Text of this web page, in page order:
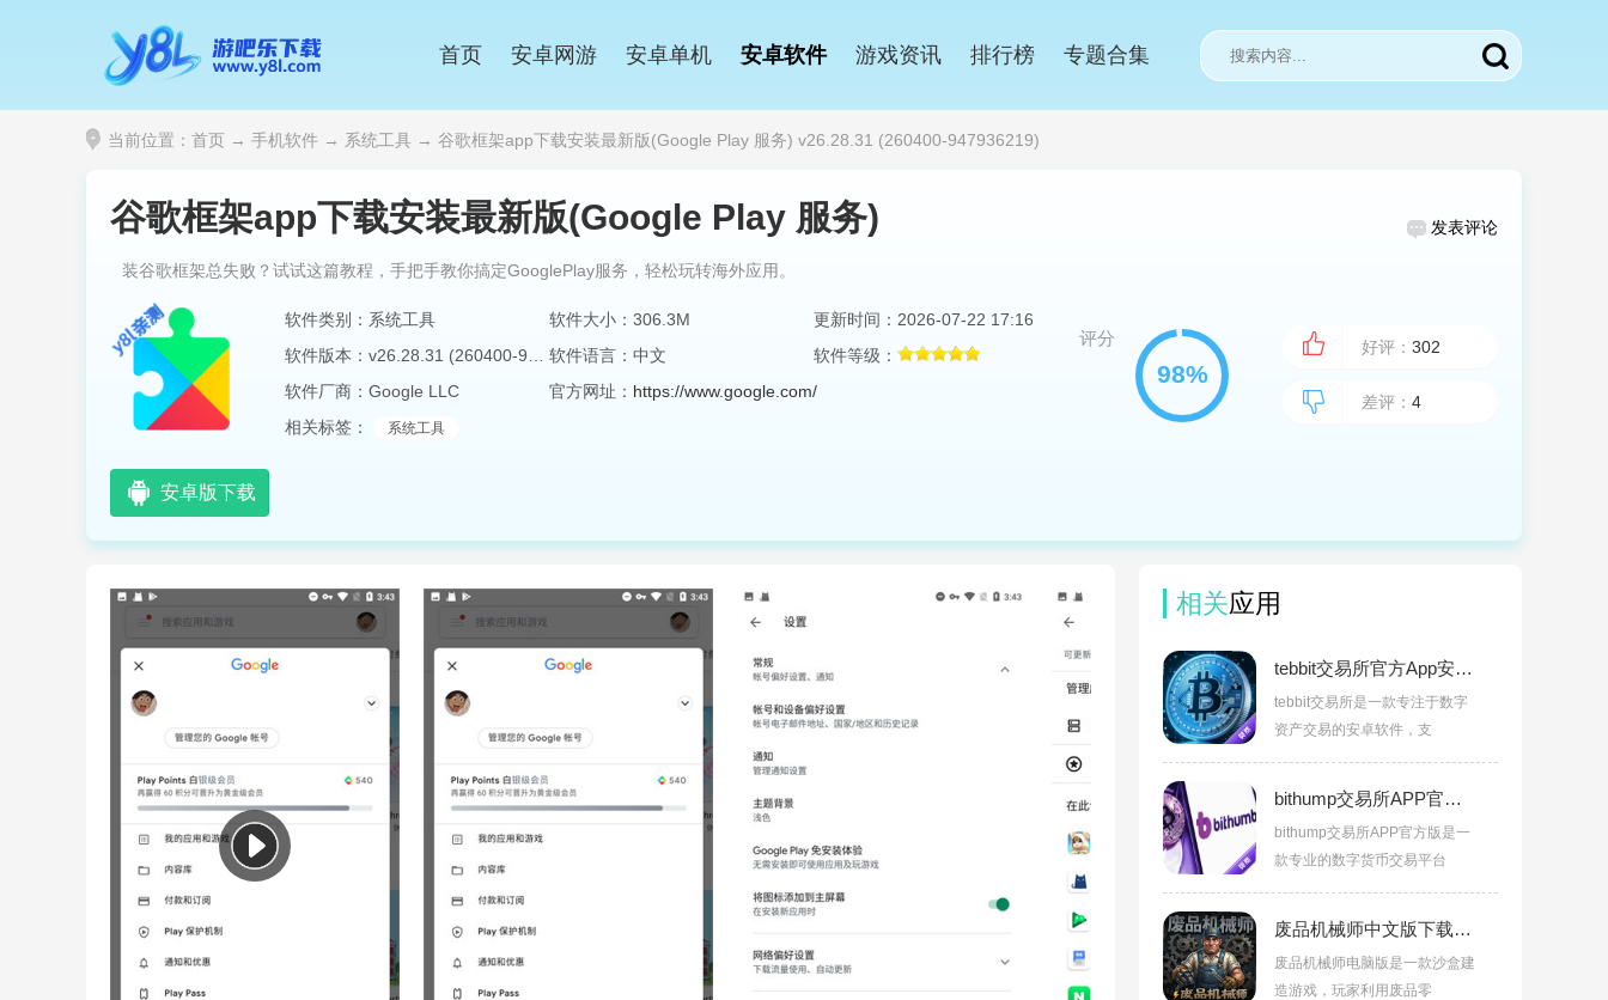
首页 安卓网游 安卓单机 安卓软件 游戏资讯 排行榜 专题合集
当前位置： 首页 → 手机软件 → 系统工具 → 谷歌框架app下载安装最新版(Google Play 服务) v26.28.31 (260400-947936219)
谷歌框架app下载安装最新版(Google Play 服务)
装谷歌框架总失败？试试这篇教程，手把手教你搞定GooglePlay服务，轻松玩转海外应用。
发表评论
软件类别：系统工具 软件大小：306.3M
更新时间：2026-07-22 17:16
软件语言：中文
软件等级：
软件厂商：Google LLC
官方网址： https://www.google.com/
相关标签：
系统工具
评分 好评： 302
差评： 4
安卓版下载
相关应用
tebbit交易所官方App安卓版v3.17.1官方版
tebbit交易所是一款专注于数字
资产交易的安卓软件，支
bithump交易所APP官方版v3.17.1官方版
bithump交易所APP官方版是一
款专业的数字货币交易平台
废品机械师中文版下载安装(Scrap Mechanic)v0.5.6绿色版
废品机械师电脑版是一款沙盒建
造游戏，玩家利用废品零